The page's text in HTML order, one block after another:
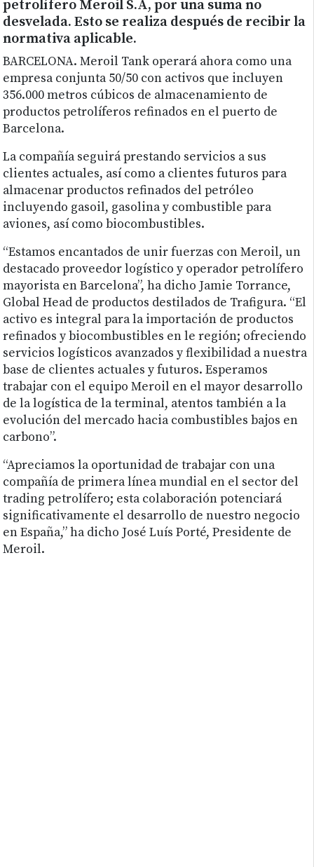
petrolífero Meroil S.A, por una suma no
desvelada. Esto se realiza después de recibir la
normativa aplicable.
BARCELONA. Meroil Tank operará ahora como una
empresa conjunta 50/50 con activos que incluyen
356.000 metros cúbicos de almacenamiento de
productos petrolíferos refinados en el puerto de
Barcelona.
La compañía seguirá prestando servicios a sus
clientes actuales, así como a clientes futuros para
almacenar productos refinados del petróleo
incluyendo gasoil, gasolina y combustible para
aviones, así como biocombustibles.
“Estamos encantados de unir fuerzas con Meroil, un
destacado proveedor logístico y operador petrolífero
mayorista en Barcelona”, ha dicho Jamie Torrance,
Global Head de productos destilados de Trafigura. “El
activo es integral para la importación de productos
refinados y biocombustibles en le región; ofreciendo
servicios logísticos avanzados y flexibilidad a nuestra
base de clientes actuales y futuros. Esperamos
trabajar con el equipo Meroil en el mayor desarrollo
de la logística de la terminal, atentos también a la
evolución del mercado hacia combustibles bajos en
carbono”.
“Apreciamos la oportunidad de trabajar con una
compañía de primera línea mundial en el sector del
trading petrolífero; esta colaboración potenciará
significativamente el desarrollo de nuestro negocio
en España,” ha dicho José Luís Porté, Presidente de
Meroil.